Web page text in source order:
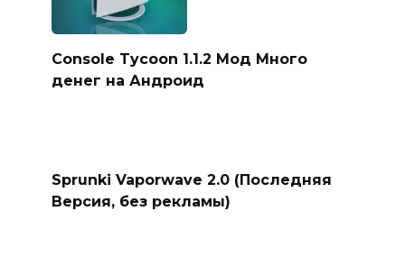
Console Tycoon 1.1.2 Мод Много
денег на Андроид
Sprunki Vaporwave 2.0 (Последняя
Версия, без рекламы)